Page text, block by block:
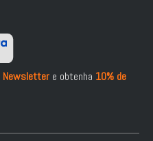
Newsletter e obtenha 10% de